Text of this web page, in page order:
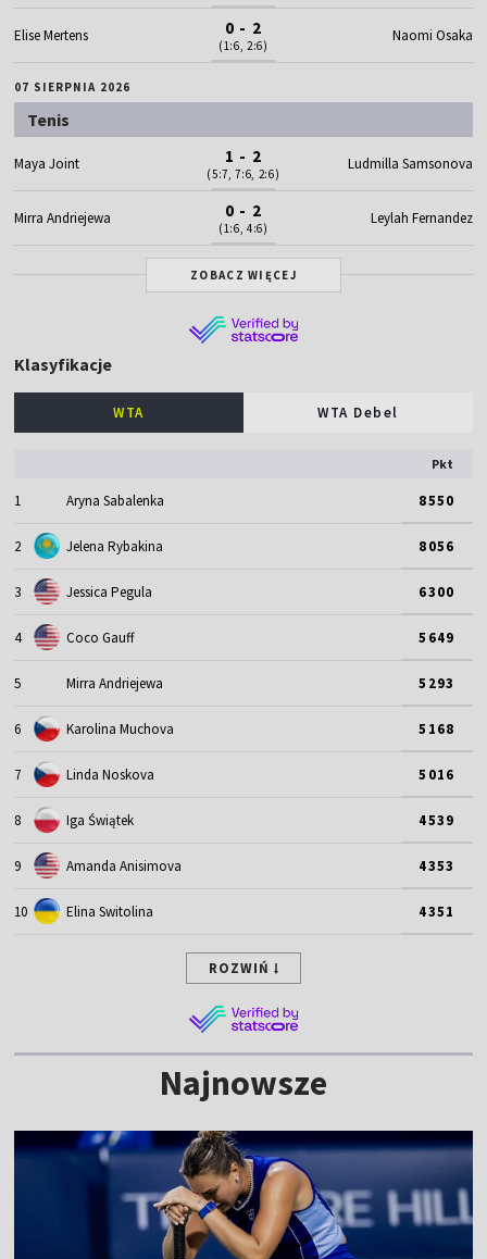
Elise Mertens 0 - 2
(1:6, 2:6)
Naomi Osaka
07 SIERPNIA 2026
Tenis
Maya Joint 1 - 2
(5:7, 7:6, 2:6)
Ludmilla Samsonova
Mirra Andriejewa 0 - 2
(1:6, 4:6)
Leylah Fernandez
ZOBACZ WIĘCEJ
Klasyfikacje
WTA WTA Debel
Pkt
1 Aryna Sabalenka 8550
2 Jelena Rybakina 8056
3 Jessica Pegula 6300
4 Coco Gauff 5649
5 Mirra Andriejewa 5293
6 Karolina Muchova 5168
7 Linda Noskova 5016
8 Iga Świątek 4539
9 Amanda Anisimova 4353
10 Elina Switolina 4351
ROZWIŃ
Najnowsze